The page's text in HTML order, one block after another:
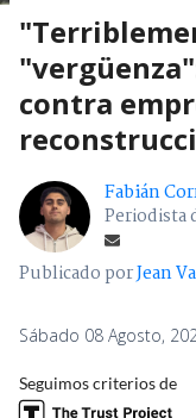
contra
Fabián
Periodista
Publicado porJean
Sábado 08 Agosto,
Seguimos criterios de